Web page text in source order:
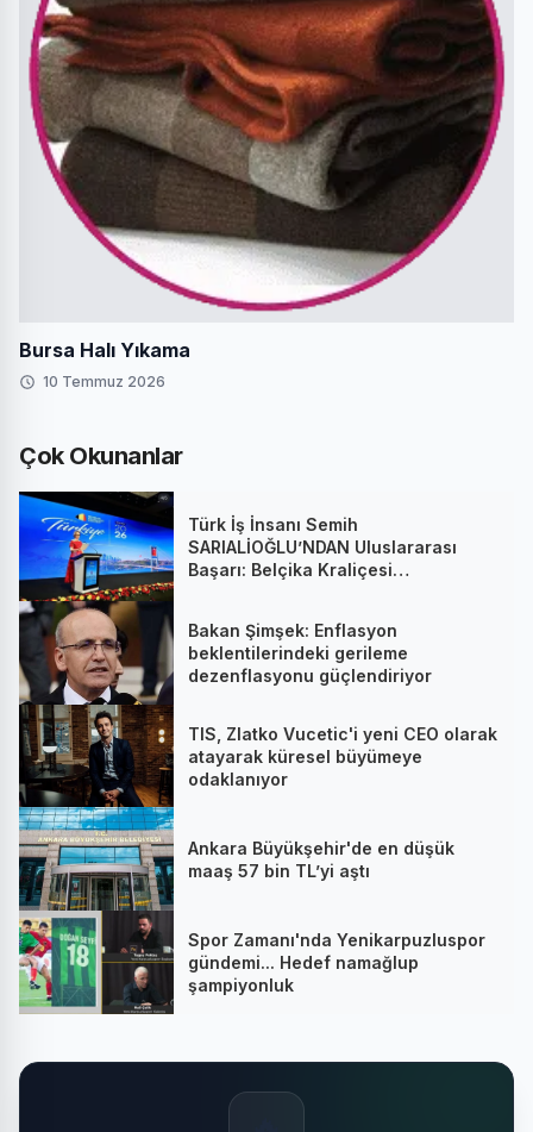
Bursa Halı Yıkama
10 Temmuz 2026
Çok Okunanlar
Türk İş İnsanı Semih
SARIALİOĞLU’NDAN Uluslararası
Başarı: Belçika Kraliçesi
Bakan Şimşek: Enflasyon
beklentilerindeki gerileme
dezenflasyonu güçlendiriyor
TIS, Zlatko Vucetic'i yeni CEO olarak
atayarak küresel büyümeye
odaklanıyor
Ankara Büyükşehir'de en düşük
maaş 57 bin TL’yi aştı
Spor Zamanı'nda Yenikarpuzluspor
gündemi... Hedef namağlup
şampiyonluk